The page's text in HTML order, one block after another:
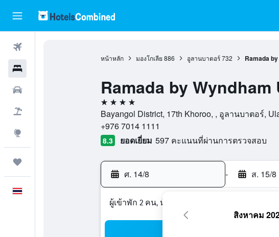
หน้าหลัก มองโกเลีย 886 อูลานบาตอร์ 732 Ramada
Ramada by
4 ดาว
Bayangol District, 17th Khoroo, , อูลานบาตอร์,
+976 7014 1111
8.3 ยอดเยี่ยม 597 คะแนนที่ผ่านการตรวจสอบ
ศ. 14/8 - ส. 15/8
ผู้เข้าพัก 2 คน, ห้องพัก 1 ห้อง
สิงหาคม